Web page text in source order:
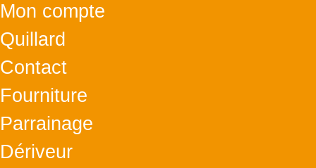
Mon compte
Quillard
Contact
Fourniture
Parrainage
Dériveur